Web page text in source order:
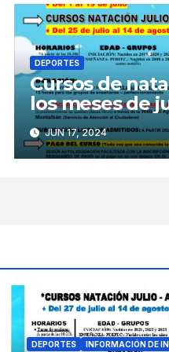
DEPORTES
Cursos de
los meses de
agosto
JUN 17, 2024
DEPORTES INFORMACIÓN DE